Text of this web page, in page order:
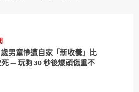
男童慘遭自家「新收養」比
— 玩狗 30 秒後爆頭傷重不